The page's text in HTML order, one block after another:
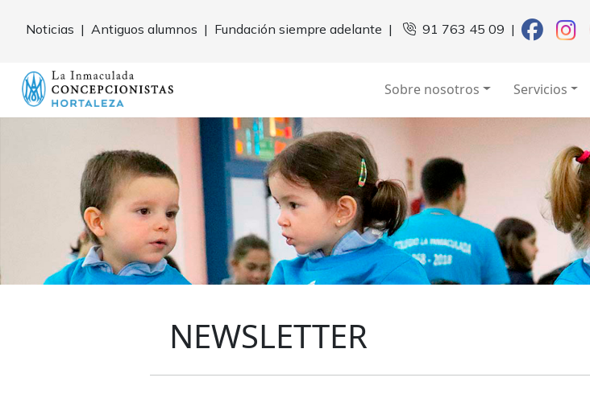
Noticias | Antiguos alumnos | Fundación siempre adelante | 91 763 45 09 |
Sobre nosotros Servicios
NEWSLETTER